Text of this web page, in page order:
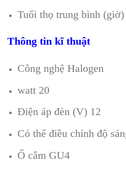
Tuổi thọ trung bình (giờ)
Thông tin kĩ thuật
Công nghệ Halogen
watt 20
Điện áp đèn (V) 12
Có thể điều chỉnh độ
Ổ cắm GU4